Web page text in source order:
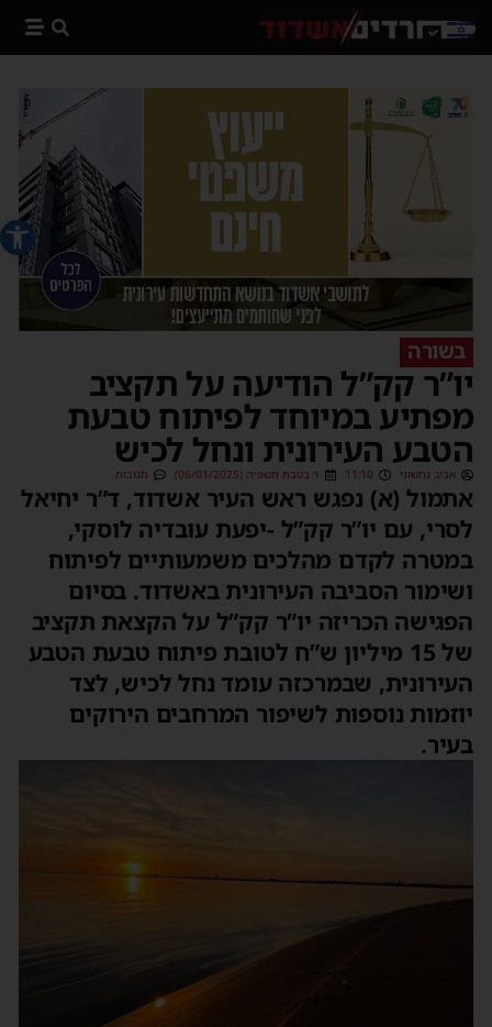
פתח
בשורה
יו”ר קק”ל הודיעה על תקציב
מפתיע במיוחד לפיתוח טבעת
הטבע העירונית ונחל לכיש
אביב נחשוני 11:10 ו׳ בטבת תשפ״ה (06/01/2025) תגובות
אתמול (א) נפגש ראש העיר אשדוד, ד”ר יחיאל
לסרי, עם יו”ר קק”ל -יפעת עובדיה לוסקי,
במטרה לקדם מהלכים משמעותיים לפיתוח
ושימור הסביבה העירונית באשדוד. בסיום
הפגישה הכריזה יו”ר קק”ל על הקצאת תקציב
של 15 מיליון ש”ח לטובת פיתוח טבעת הטבע
העירונית, שבמרכזה עומד נחל לכיש, לצד
יוזמות נוספות לשיפור המרחבים הירוקים
בעיר.